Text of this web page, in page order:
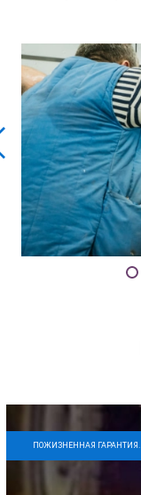
ПОЖИЗНЕННАЯ ГАРАНТИЯ.